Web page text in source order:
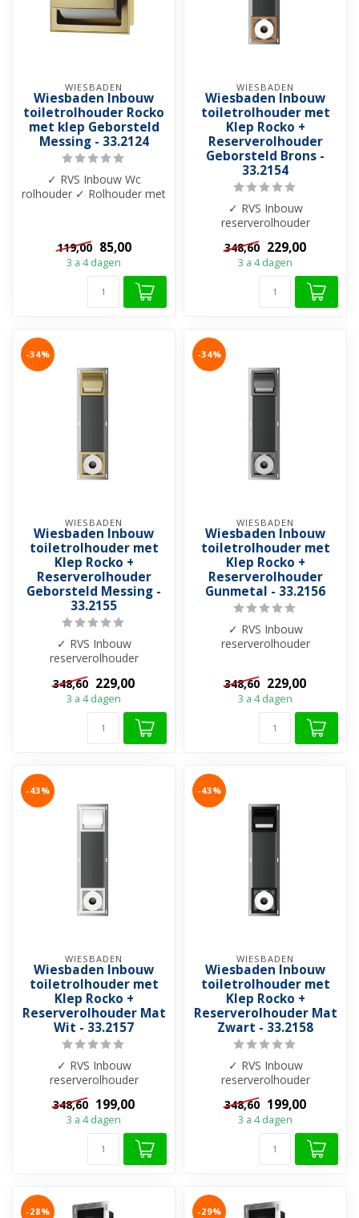
WIESBADEN
Wiesbaden Inbouw
toiletrolhouder Rocko
met klep Geborsteld
Messing - 33.2124
✓ RVS Inbouw Wc
rolhouder ✓ Rolhouder met
119,00 85,00
3 a 4 dagen
WIESBADEN
Wiesbaden Inbouw
toiletrolhouder met
Klep Rocko +
Reserverolhouder
Geborsteld Brons -
33.2154
✓ RVS Inbouw
reserverolhouder
Geborsteld Brons koper
met klep ✓...
348,60 229,00
3 a 4 dagen
-34%
WIESBADEN
Wiesbaden Inbouw
toiletrolhouder met
Klep Rocko +
Reserverolhouder
Geborsteld Messing -
33.2155
✓ RVS Inbouw
reserverolhouder
✓Toiletrolhouder
Geborsteld Messing met
klep ✓ Inz...
348,60 229,00
3 a 4 dagen
-34%
WIESBADEN
Wiesbaden Inbouw
toiletrolhouder met
Klep Rocko +
Reserverolhouder
Gunmetal - 33.2156
✓ RVS Inbouw
reserverolhouder
met klep ✓ Inzetstuk Gun...
348,60 229,00
3 a 4 dagen
-43%
WIESBADEN
Wiesbaden Inbouw
toiletrolhouder met
Klep Rocko +
Reserverolhouder Mat
Wit - 33.2157
✓ RVS Inbouw
reserverolhouder
✓Toiletrolhouder Mat Wit
met klep ✓ Inzetstuk Mat ...
348,60 199,00
3 a 4 dagen
-43%
WIESBADEN
Wiesbaden Inbouw
toiletrolhouder met
Klep Rocko +
Reserverolhouder Mat
Zwart - 33.2158
✓ RVS Inbouw
reserverolhouder
✓Toiletrolhouder Mat
Zwart met klep ✓ Inzetstuk
Ma...
348,60 199,00
3 a 4 dagen
-28% -29%